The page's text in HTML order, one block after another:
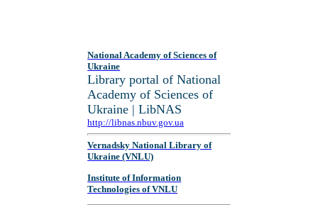
National Academy of Sciences of
Ukraine
Library portal of National
Academy of Sciences of
Ukraine | LibNAS
http://libnas.nbuv.gov.ua
Vernadsky National Library of
Ukraine (VNLU)
Institute of Information
Technologies of VNLU